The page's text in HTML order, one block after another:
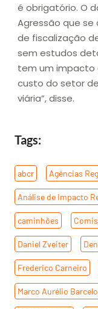
é obrigatório. O
Agressão que
de fiscalização
sem estudos
tem um impacto
custo do setor
viária”, disse.
Tags:
abcr Agências
Análise de Impacto
caminhões
Daniel Zveiter
Frederico Carneiro
Marco Aurélio